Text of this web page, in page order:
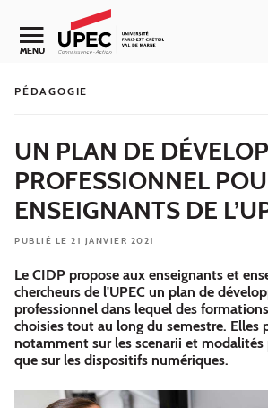
Aller au contenu
Navigation secondaire
MENU
PÉDAGOGIE
UN PLAN DE
PROFESSIONNEL
ENSEIGNANTS DE
PUBLIÉ LE 21 JANVIER 2021
Le CIDP propose aux enseignants et
chercheurs de l'UPEC un plan de
professionnel dans lequel des
choisies tout au long du semestre. Elles
notamment sur les scenarii et modalités
que sur les dispositifs numériques.